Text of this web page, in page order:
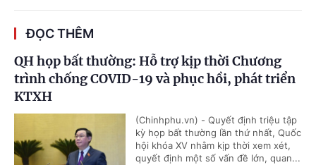
ĐỌC THÊM
QH họp bất thường: Hỗ trợ kịp thời Chương
trình chống COVID-19 và phục hồi, phát triển
KTXH
(Chinhphu.vn) - Quyết định triệu tập
kỳ họp bất thường lần thứ nhất, Quốc
hội khóa XV nhằm kịp thời xem xét,
quyết định một số vấn đề lớn, quan...